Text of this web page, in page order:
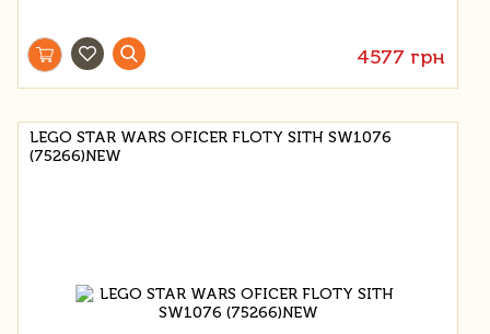
4577 грн
LEGO STAR WARS OFICER FLOTY SITH SW1076
(75266)NEW